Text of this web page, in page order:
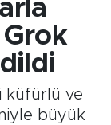
küfürlü ve
büyük